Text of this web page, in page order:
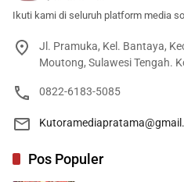
Ikuti kami di seluruh platform media
Jl. Pramuka, Kel. Bantaya,
Moutong, Sulawesi Tengah.
0822-6183-5085
Pos Populer